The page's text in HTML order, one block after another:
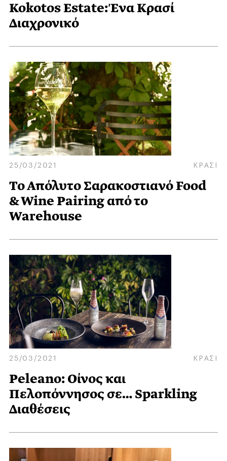
Kokotos Estate: Ένα Κρασί
Διαχρονικό
25/03/2021 ΚΡΑΣΙ
Το Απόλυτο Σαρακοστιανό Food
& Wine Pairing από το
Warehouse
25/03/2021 ΚΡΑΣΙ
Peleano: Οίνος και
Πελοπόννησος σε… Sparkling
Διαθέσεις